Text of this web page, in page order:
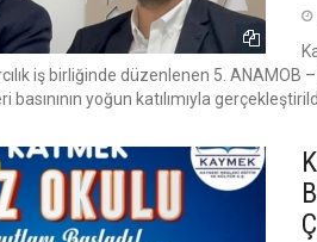
iş birliğinde düzenlenen 5. ANAMOB –
basınının yoğun katılımıyla